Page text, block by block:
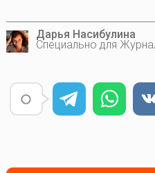
Дарья Насибулина
Специально для